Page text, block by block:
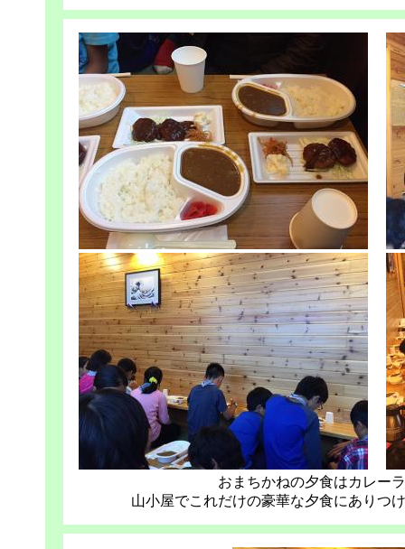
おまちかねの夕食はカレー
山小屋でこれだけの豪華な夕食にありつ